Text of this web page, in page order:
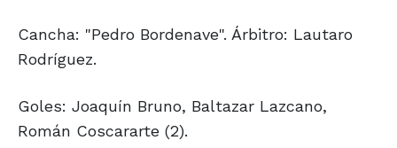
Cancha: "Pedro Bordenave". Árbitro: Lautaro
Rodríguez.
Goles: Joaquín Bruno, Baltazar Lazcano,
Román Coscararte (2).